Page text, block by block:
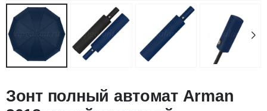
Зонт полный автомат Arman